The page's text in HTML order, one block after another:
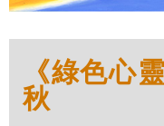
《綠色心
秋